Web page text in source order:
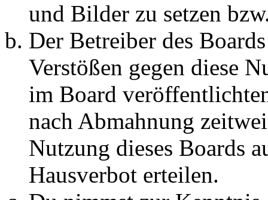
und Bilder zu setzen
Der Betreiber des
Verstößen gegen diese
im Board
nach Abmahnung
Nutzung dieses Boards
Hausverbot erteilen.